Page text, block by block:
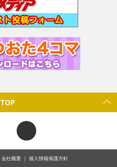
TOP
会社概要 個人情報保護方針